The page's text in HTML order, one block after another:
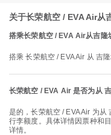
关于长荣航空 / EVA Air从
搭乘长荣航空 / EVA Air从吉隆
搭乘 长荣航空 / EVA Air 从 吉
长荣航空 / EVA Air 是否为从
是的，长荣航空 / EVA Air 为从 吉隆坡 前往 台北 的 国内 & 国际航线 航班提供
行李额度。具体详情因票种和
详情。